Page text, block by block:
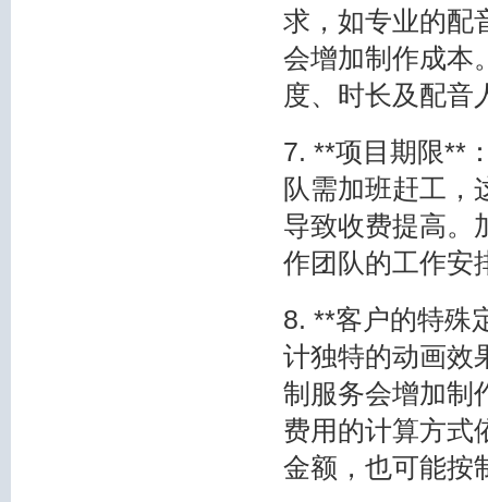
求，如专业的配
会增加制作成本
度、时长及配音
7. **项目期限**
队需加班赶工，
导致收费提高。
作团队的工作安
8. **客户的特殊
计独特的动画效
制服务会增加制
费用的计算方式
金额，也可能按